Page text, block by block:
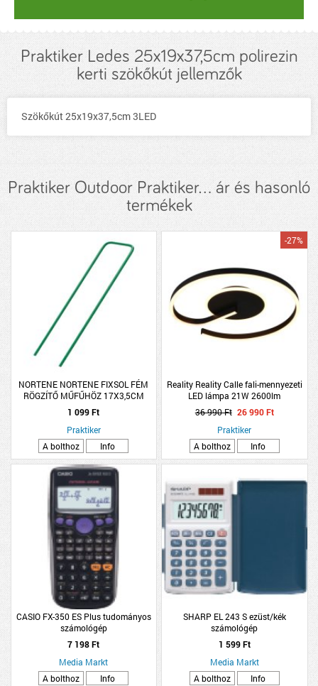
Praktiker Ledes 25x19x37,5cm polirezin
kerti szökőkút jellemzők
Szökőkút 25x19x37,5cm 3LED
Praktiker Outdoor Praktiker... ár és hasonló
termékek
NORTENE NORTENE FIXSOL FÉM
RÖGZÍTŐ MŰFŰHÖZ 17X3,5CM
10DARAB/CSOMAG
1 099 Ft
Praktiker
A bolthoz
Info
Reality Reality Calle fali-mennyezeti
LED lámpa 21W 2600lm
2300K/3000K/4000K D50cm
H6,5cm
-27%
36 990 Ft 26 990 Ft
Praktiker
A bolthoz
Info
CASIO FX-350 ES Plus tudományos
számológép
7 198 Ft
Media Markt
A bolthoz
Info
SHARP EL 243 S ezüst/kék
számológép
1 599 Ft
Media Markt
A bolthoz
Info